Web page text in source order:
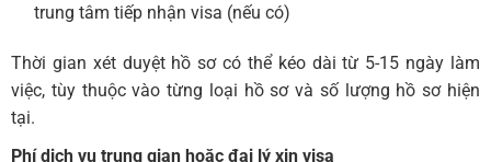
trung tâm tiếp nhận visa (nếu có)
Thời gian xét duyệt hồ sơ có thể kéo dài từ 5-15 ngày làm
việc, tùy thuộc vào từng loại hồ sơ và số lượng hồ sơ hiện
tại.
Phí dịch vụ trung gian hoặc đại lý xin visa